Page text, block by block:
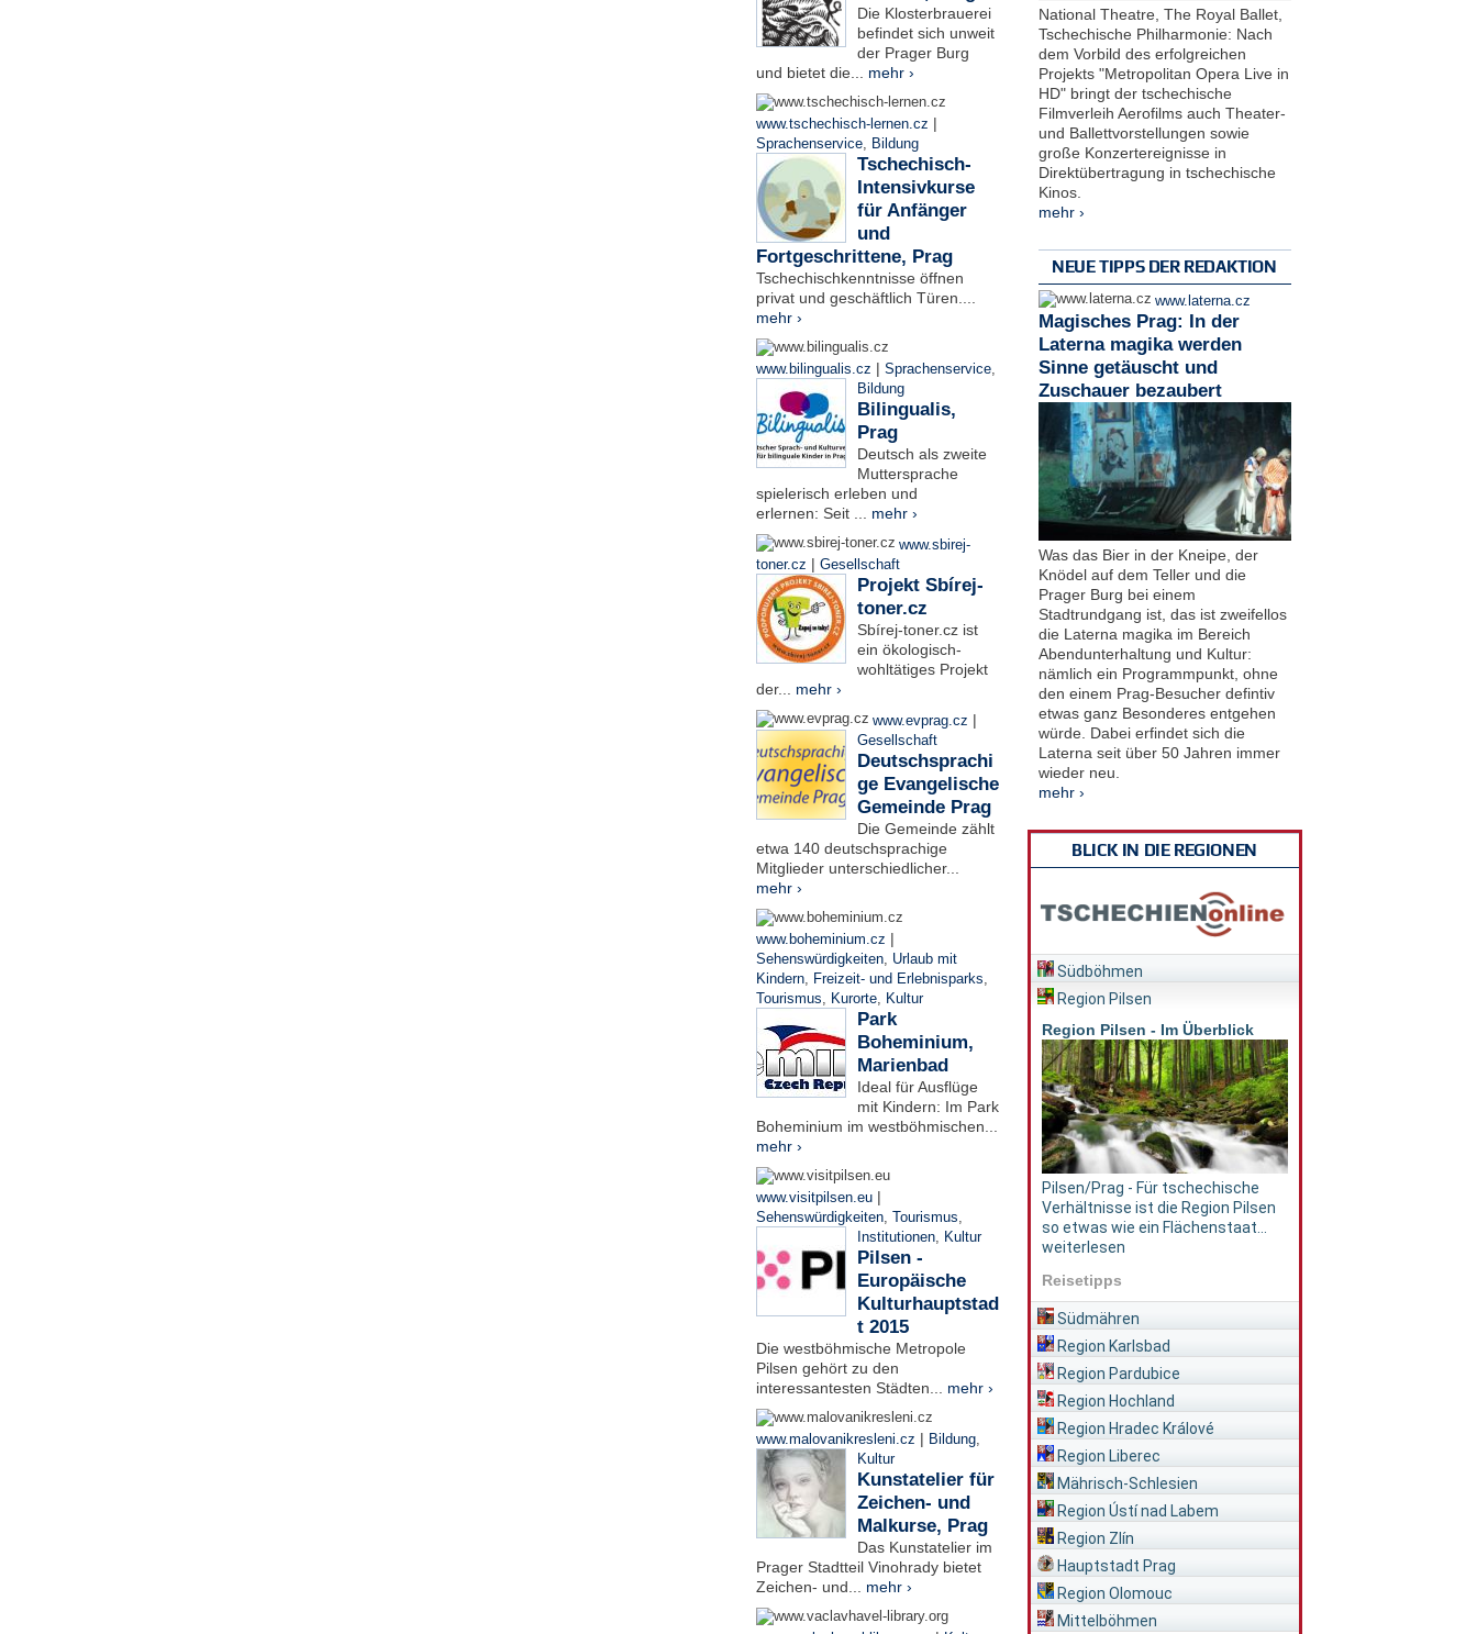
Die Klosterbrauerei
befindet sich unweit
der Prager Burg
und bietet die... mehr ›
www.tschechisch-lernen.cz |
Sprachenservice, Bildung
Tschechisch-
Intensivkurse
für Anfänger
und
Fortgeschrittene, Prag
Tschechischkenntnisse öffnen
privat und geschäftlich Türen....
mehr ›
www.bilingualis.cz | Sprachenservice,
Bildung
Bilingualis,
Prag
Deutsch als zweite
Muttersprache
spielerisch erleben und
erlernen: Seit ... mehr ›
www.sbirej-
toner.cz | Gesellschaft
Projekt Sbírej-
toner.cz
Sbírej-toner.cz ist
ein ökologisch-
wohltätiges Projekt
der... mehr ›
www.evprag.cz |
Gesellschaft
Deutschsprachi
ge Evangelische
Gemeinde Prag
Die Gemeinde zählt
etwa 140 deutschsprachige
Mitglieder unterschiedlicher...
mehr ›
www.boheminium.cz |
Sehenswürdigkeiten, Urlaub mit
Kindern, Freizeit- und Erlebnisparks,
Tourismus, Kurorte, Kultur
Park
Boheminium,
Marienbad
Ideal für Ausflüge
mit Kindern: Im Park
Boheminium im westböhmischen...
mehr ›
www.visitpilsen.eu |
Sehenswürdigkeiten, Tourismus,
Institutionen, Kultur
Pilsen -
Europäische
Kulturhauptstad
t 2015
Die westböhmische Metropole
Pilsen gehört zu den
interessantesten Städten... mehr ›
www.malovanikresleni.cz | Bildung,
Kultur
Kunstatelier für
Zeichen- und
Malkurse, Prag
Das Kunstatelier im
Prager Stadtteil Vinohrady bietet
Zeichen- und... mehr ›
National Theatre, The Royal Ballet,
Tschechische Philharmonie: Nach
dem Vorbild des erfolgreichen
Projekts "Metropolitan Opera Live in
HD" bringt der tschechische
Filmverleih Aerofilms auch Theater-
und Ballettvorstellungen sowie
große Konzertereignisse in
Direktübertragung in tschechische
Kinos.
mehr ›
NEUE TIPPS DER REDAKTION
www.laterna.cz
Magisches Prag: In der
Laterna magika werden
Sinne getäuscht und
Zuschauer bezaubert
Was das Bier in der Kneipe, der
Knödel auf dem Teller und die
Prager Burg bei einem
Stadtrundgang ist, das ist zweifellos
die Laterna magika im Bereich
Abendunterhaltung und Kultur:
nämlich ein Programmpunkt, ohne
den einem Prag-Besucher defintiv
etwas ganz Besonderes entgehen
würde. Dabei erfindet sich die
Laterna seit über 50 Jahren immer
wieder neu.
mehr ›
BLICK IN DIE REGIONEN
Südböhmen
Region Pilsen
Region Pilsen - Im Überblick
Pilsen/Prag - Für tschechische
Verhältnisse ist die Region Pilsen
so etwas wie ein Flächenstaat...
weiterlesen
Reisetipps
Südmähren
Region Karlsbad
Region Pardubice
Region Hochland
Region Hradec Králové
Region Liberec
Mährisch-Schlesien
Region Ústí nad Labem
Region Zlín
Hauptstadt Prag
Region Olomouc
Mittelböhmen